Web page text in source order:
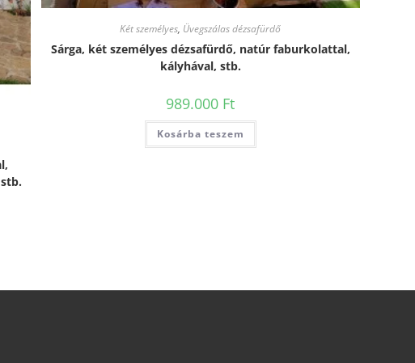
Két személyes, Üvegszálas dézsafürdő
Sárga, két személyes dézsafürdő, natúr faburkolattal,
kályhával, stb.
989.000 Ft
Kosárba teszem